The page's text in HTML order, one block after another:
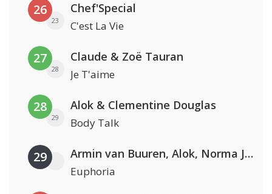
26
23
Chef'Special
C'est La Vie
27
28
Claude & Zoë Tauran
Je T'aime
28
29
Alok & Clementine Douglas
Body Talk
29 Armin van Buuren, Alok, Norma Jean Martine & LAWRENT
Euphoria